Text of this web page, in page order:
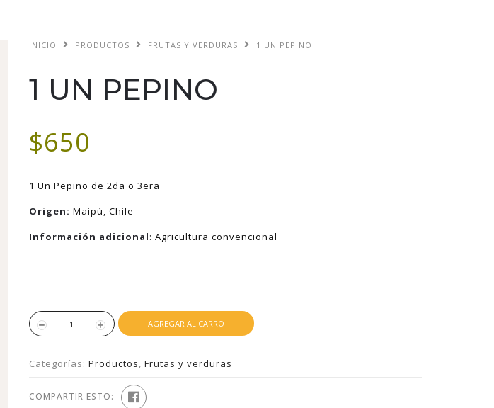
INICIO PRODUCTOS FRUTAS Y VERDURAS 1 UN PEPINO
1 UN PEPINO
$650
1 Un Pepino de 2da o 3era
Origen: Maipú, Chile
Información adicional: Agricultura convencional
AGREGAR AL CARRO
Categorías: Productos, Frutas y verduras
COMPARTIR ESTO: